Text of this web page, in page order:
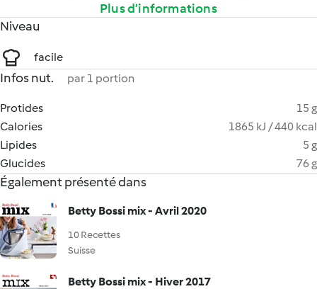
Plus d’informations
Niveau
facile
Infos nut. par 1 portion
Protides
15 g
Calories
1865 kJ / 440 kcal
Lipides
5 g
Glucides
76 g
Également présenté dans
Betty Bossi mix - Avril 2020
10 Recettes
Suisse
Betty Bossi mix - Hiver 2017